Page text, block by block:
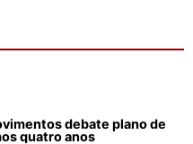
debate plano de
quatro anos